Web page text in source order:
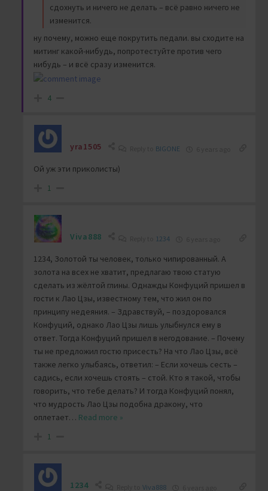
сдохнуть и ничего не делать – всё равно ничего не
изменится.
ну почему, можно еще покрутить педали. вы сходите на
митинг какой-нибудь, попротестуйте против чего
нибудь – и всё сразу изменится.
4
yra1505 BIGONE
Ой уж эти приколисты)
1
Viva888 1234
1234, Золотой ты человек, только чипированный. А
золота на всех не хватит, предлагаю твою статую
сделать из жёлтой глины. Однажды Конфуций пришел в
гости к Лао Цзы, известному тем, что жил он по
принципу недеяния. – Здравствуй, – поздоровался
Конфуций, однако Лао Цзы лишь улыбнулся ему в
ответ. Тогда Конфуций пришел в негодование. – Почему
ты не предложил гостю присесть? На что Лао Цзы, всё
также легко улыбаясь, ответил: – Если хочешь сесть –
садись, если хочешь стоять – стой. Кто я такой, чтобы
говорить, что тебе делать? И тогда Конфуций понял,
что мудрость Лао Цзы подобна дракону, что
оплетает… Read more »
1
1234 Viva888